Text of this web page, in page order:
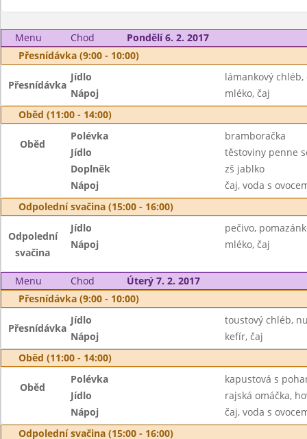
Menu Chod
Pondělí 6. 2. 2017
Přesnídávka (9:00 - 10:00)
Přesnídávka
Jídlo
lámankový chléb,
Nápoj
mléko, čaj
Oběd (11:00 - 14:00)
Oběd
Polévka
bramboračka
Jídlo
těstoviny penne
Doplněk
zš jablko
Nápoj
čaj, voda s
Odpolední svačina (15:00 - 16:00)
Odpolední
svačina
Jídlo
pečivo,
Nápoj
mléko, čaj
Menu Chod
Úterý 7. 2. 2017
Přesnídávka (9:00 - 10:00)
Přesnídávka
Jídlo
toustový chléb,
Nápoj
kefír, čaj
Oběd (11:00 - 14:00)
Oběd
Polévka
kapustová s
Jídlo
rajská omáčka,
Nápoj
čaj, voda s
Odpolední svačina (15:00 - 16:00)